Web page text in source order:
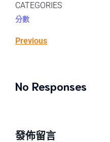
CATEGORIES
分數
Previous
No Responses
發佈留言